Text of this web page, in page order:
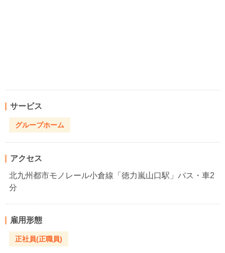
サービス
グループホーム
アクセス
北九州都市モノレール小倉線「徳力嵐山口駅」バス・車2
分
雇用形態
正社員(正職員)